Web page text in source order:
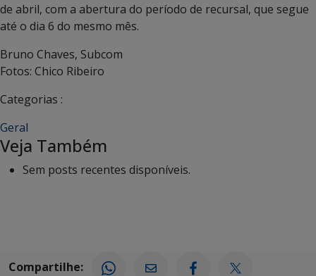
de abril, com a abertura do período de recursal, que segue
até o dia 6 do mesmo mês.
Bruno Chaves, Subcom
Fotos: Chico Ribeiro
Categorias :
Geral
Veja Também
Sem posts recentes disponíveis.
Compartilhe: